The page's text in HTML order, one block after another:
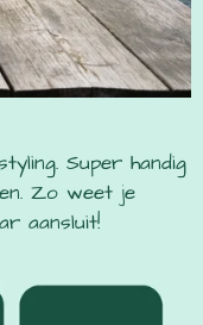
Super handig
Zo weet je
aansluit!